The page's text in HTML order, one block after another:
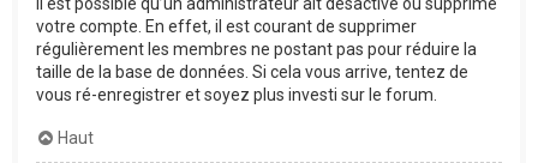
Il est possible qu’un administrateur ait désactivé ou supprimé
votre compte. En effet, il est courant de supprimer
régulièrement les membres ne postant pas pour réduire la
taille de la base de données. Si cela vous arrive, tentez de
vous ré-enregistrer et soyez plus investi sur le forum.
Haut